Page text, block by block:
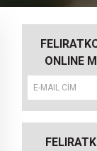
ONLINE